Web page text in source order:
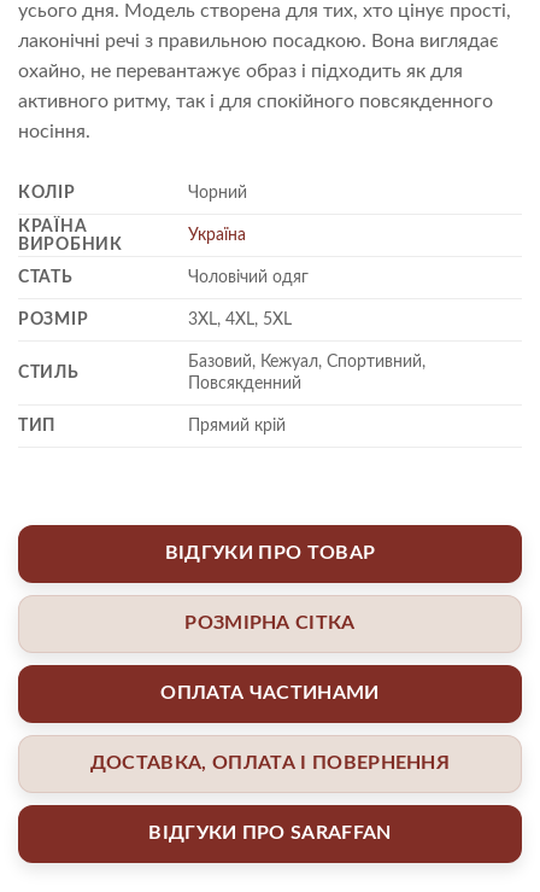
усього дня. Модель створена для тих, хто цінує прості,
лаконічні речі з правильною посадкою. Вона виглядає
охайно, не перевантажує образ і підходить як для
активного ритму, так і для спокійного повсякденного
носіння.
КОЛІР
Чорний
КРАЇНА
ВИРОБНИК
Україна
СТАТЬ Чоловічий одяг
РОЗМІР 3XL, 4XL, 5XL
СТИЛЬ
Базовий, Кежуал, Спортивний,
Повсякденний
ТИП Прямий крій
ВІДГУКИ ПРО ТОВАР
РОЗМІРНА СІТКА
ОПЛАТА ЧАСТИНАМИ
ДОСТАВКА, ОПЛАТА І ПОВЕРНЕННЯ
ВІДГУКИ ПРО SARAFFAN